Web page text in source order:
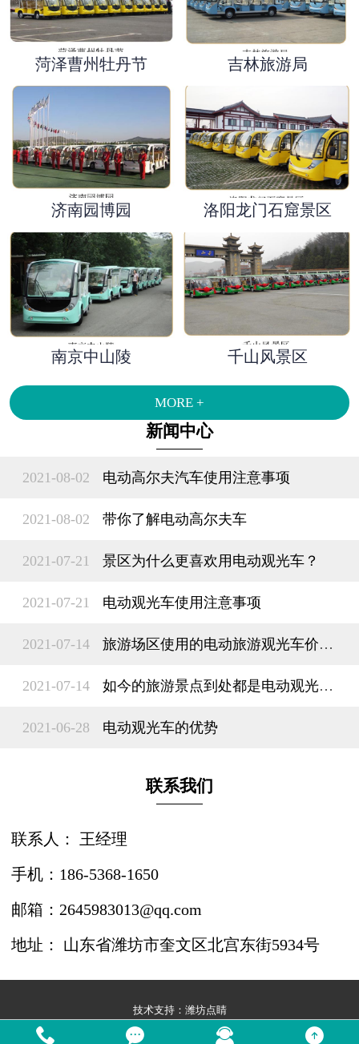
菏泽曹州牡丹节 吉林旅游局
济南园博园 洛阳龙门石窟景区
南京中山陵 千山风景区
MORE +
新闻中心
2021-08-02 电动高尔夫汽车使用注意事项
2021-08-02 带你了解​电动高尔夫车
2021-07-21 景区为什么更喜欢用电动观光车？
2021-07-21 电动观光车使用注意事项
2021-07-14 旅游场区使用的电动旅游观光车价格多少钱？
2021-07-14 如今的旅游景点到处都是电动观光车？
2021-06-28 电动观光车的优势
联系我们
联系人： 王经理
手机：186-5368-1650
邮箱：2645983013@qq.com
地址： 山东省潍坊市奎文区北宫东街5934号
技术支持： 潍坊点睛
   